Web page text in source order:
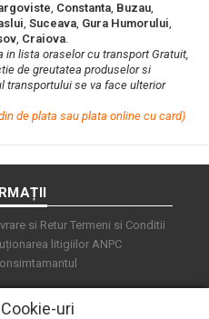
, Constanta, Buzau,
, Suceava, Gura Humorului,
, Craiova.
in lista oraselor cu transport Gratuit,
de greutatea produselor si
transportului se va face ulterior
de plata sau plata online cu card)
si Retur Termeni si Conditii
litigiilor ANPC
uri